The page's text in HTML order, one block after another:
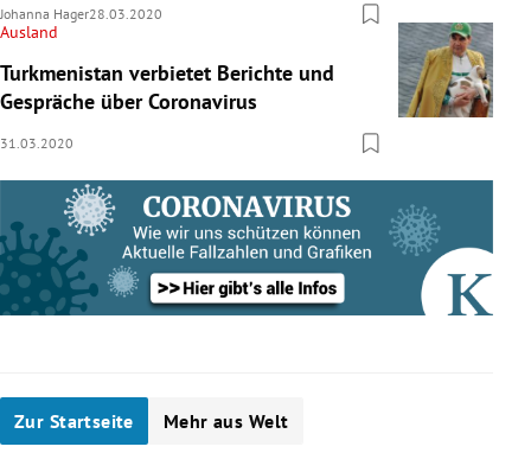
Johanna Hager28.03.2020
Ausland
Turkmenistan verbietet Berichte und
Gespräche über Coronavirus
31.03.2020
Zur Startseite Mehr aus Welt